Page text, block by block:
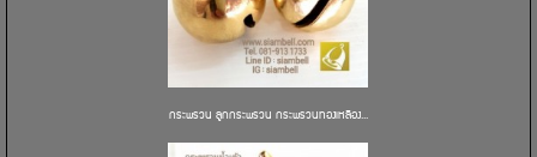
กระพรวน ลูกกระพรวน กระพรวนทองเหลือง...